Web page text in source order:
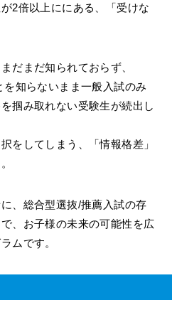
2倍以上ににある、「受けな
だまだ知られておらず、
知らないまま一般入試のみ
掴み取れない受験生が続出し
をしてしまう、「情報格差」
、総合型選抜/推薦入試の存
、お子様の未来の可能性を広
ムです。